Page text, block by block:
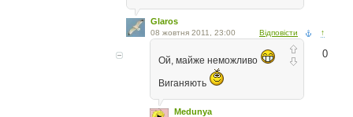
Glaros
08 жовтня 2011, 23:00 Відповісти ↑
0
Ой, майже неможливо
Виганяють
Medunya